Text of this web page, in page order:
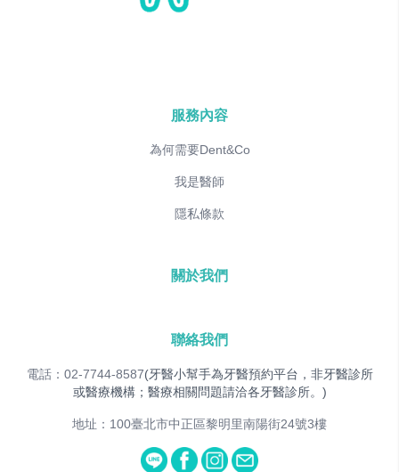
服務內容
為何需要Dent&Co
我是醫師
隱私條款
關於我們
聯絡我們
電話：02-7744-8587(牙醫小幫手為牙醫預約平台，非牙醫診所
或醫療機構；醫療相關問題請洽各牙醫診所。)
地址：100臺北市中正區黎明里南陽街24號3樓